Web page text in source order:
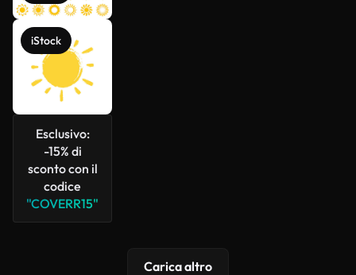
iStock
Esclusivo:
-15% di
sconto con il
codice
"COVERR15"
Carica altro